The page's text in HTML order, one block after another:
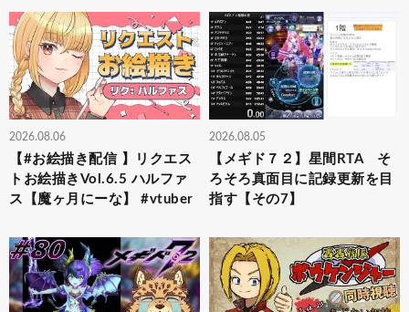
2026.08.06
【#お絵描き配信 】リクエス
トお絵描きVol.6.5 ハルファ
ス【魔ヶ月にーな】 #vtuber
2026.08.05
【メギド７２】星間RTA そ
ろそろ真面目に記録更新を目
指す【その7】